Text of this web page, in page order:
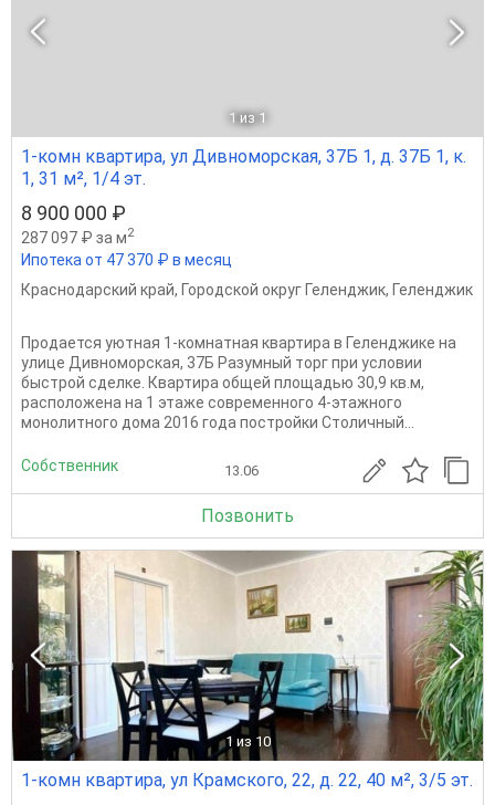
1 из 1
1-комн квартира, ул Дивноморская, 37Б 1, д. 37Б 1, к.
1, 31 м², 1/4 эт.
8 900 000 ₽
287 097 ₽ за м2
Ипотека от 47 370 ₽ в месяц
Краснодарский край, Городской округ Геленджик, Геленджик
Продается уютная 1-комнатная квартира в Геленджике на
улице Дивноморская, 37Б Разумный торг при условии
быстрой сделке. Квартира общей площадью 30,9 кв.м,
расположена на 1 этаже современного 4-этажного
монолитного дома 2016 года постройки Столичный...
Собственник 13.06
Позвонить
1 из 10
1-комн квартира, ул Крамского, 22, д. 22, 40 м², 3/5 эт.